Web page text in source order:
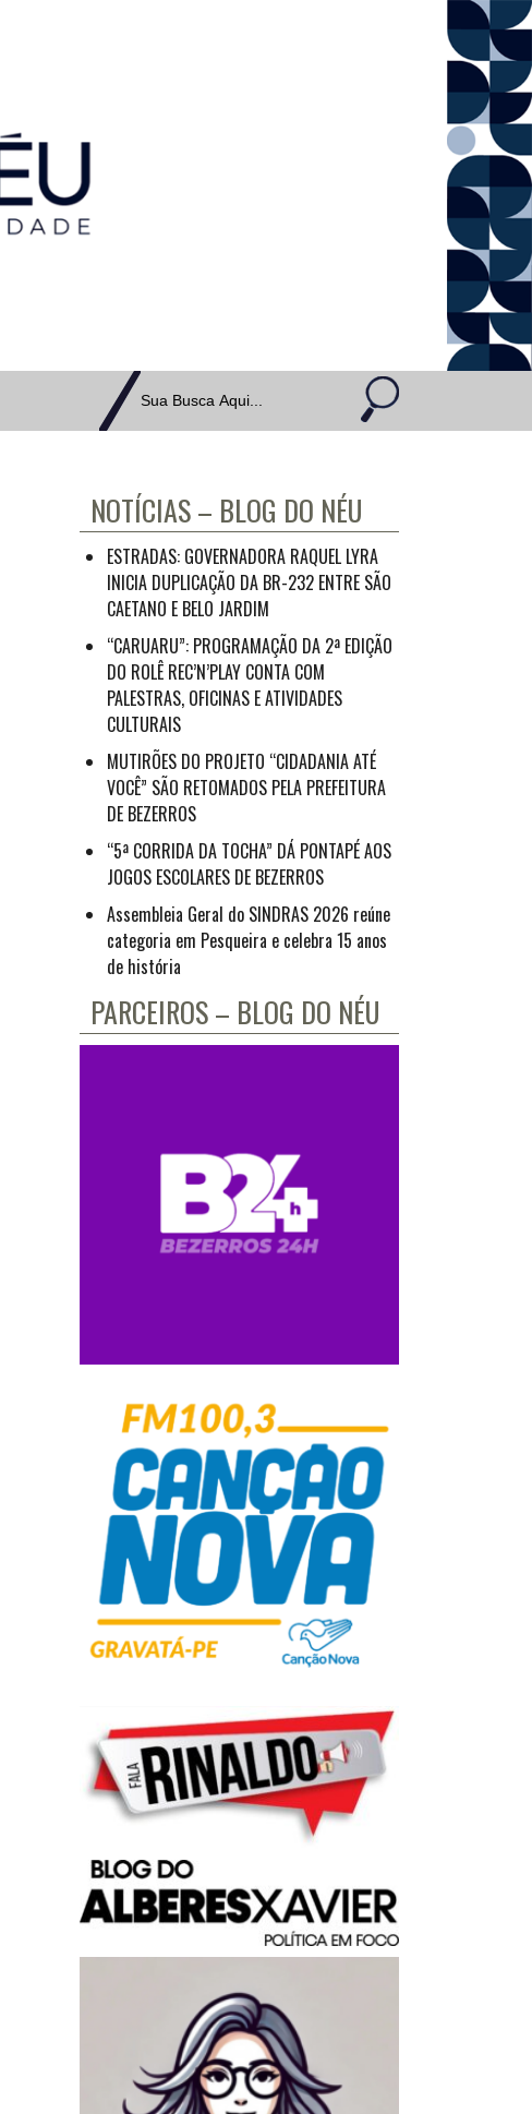
NOTÍCIAS – BLOG DO NÉU
ESTRADAS: GOVERNADORA RAQUEL LYRA
INICIA DUPLICAÇÃO DA BR-232 ENTRE SÃO
CAETANO E BELO JARDIM
“CARUARU”: PROGRAMAÇÃO DA 2ª EDIÇÃO
DO ROLÊ REC’N’PLAY CONTA COM
PALESTRAS, OFICINAS E ATIVIDADES
CULTURAIS
MUTIRÕES DO PROJETO “CIDADANIA ATÉ
VOCÊ” SÃO RETOMADOS PELA PREFEITURA
DE BEZERROS
“5ª CORRIDA DA TOCHA” DÁ PONTAPÉ AOS
JOGOS ESCOLARES DE BEZERROS
Assembleia Geral do SINDRAS 2026 reúne
categoria em Pesqueira e celebra 15 anos
de história
PARCEIROS – BLOG DO NÉU